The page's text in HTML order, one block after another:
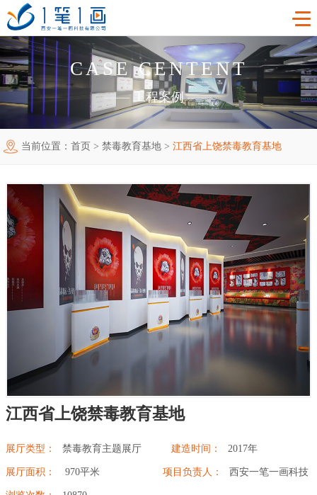
首页
工程案例
主题多媒体展厅
廉政警示展厅
法治教育基地
禁毒教育基地
红色党建教育基地
产品中心
VR虚拟现实
AR增强现实
触控一体机
创新展项
互动投影
幻影成像
特效屏幕
新闻中心
公司新闻
展厅资讯
常见问题
关于我们
企业简介
企业文化
荣誉资质
加入我们
合作代理
诚聘精英
联系我们
联系我们
区域负责人
CASE CENTENT
—— 工程案例 ——
当前位置： 首页 > 禁毒教育基地 > 江西省上饶禁毒教育基地
江西省上饶禁毒教育基地
展厅类型： 禁毒教育主题展厅 建造时间： 2017年
展厅面积： 970平米 项目负责人： 西安一笔一画科技